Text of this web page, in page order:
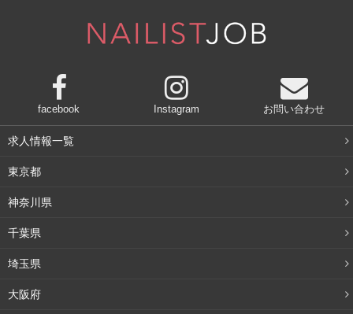
使っても違和感がないのが強みです。
方法だと、せっかくのネイビーが目立たないことがありま
す。下まぶたや目尻に使い、ネイビーを目立たせるように
するといいでしょう。
ネイビーはどんなアイシャドウにも似合う万能カラーです
シャドウをいくつかご紹介します。参考にしてみて下さ
facebook Instagram お問い合わせ
求人情報一覧
東京都
神奈川県
千葉県
埼玉県
大阪府